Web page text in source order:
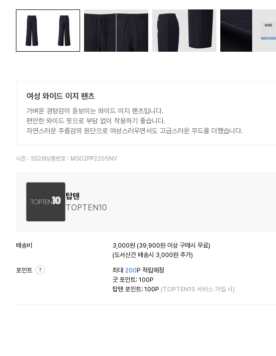
여성 와이드 이지 팬츠
가벼운 경량감이 돋보이는 와이드 이지 팬츠입니다.
편안한 와이드 핏으로 부담 없이 착용하기 좋습니다.
자연스러운 주름감의 원단으로 여성스러우면서도 고급스러운 무드를 더했습니다.
시즌 : SS26 상품번호 : MSG2PP2205NV
탑텐
TOPTEN10
배송비
3,000원 (39,900원 이상 구매시 무료)
(도서산간 배송시 3,000원 추가)
포인트 최대 200P 적립예정
굿 포인트: 100P
탑텐 포인트: 100P (TOPTEN10 서비스 가입 시)